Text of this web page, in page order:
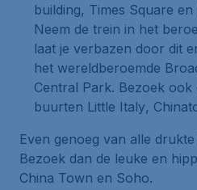
building, Times Square
Neem de trein in het
laat je verbazen door dit
het wereldberoemde
Central Park. Bezoek ook
buurten Little Italy,
Even genoeg van alle
Bezoek dan de leuke en
China Town en Soho.